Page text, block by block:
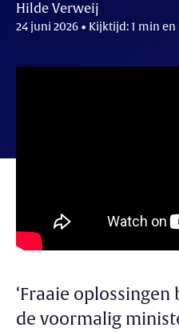
Hilde Verweij
24 juni 2026 • Kijktijd: 1 min en
‘Fraaie oplossingen
de voormalig